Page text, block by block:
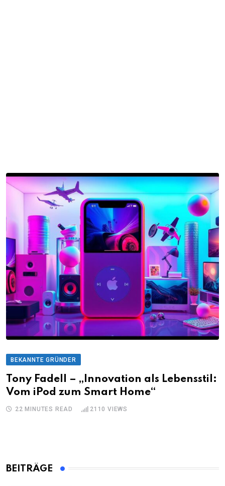
BEKANNTE GRÜNDER
Tony Fadell – „Innovation als Lebensstil:
Vom iPod zum Smart Home“
22 MINUTES READ 2110 VIEWS
BEITRÄGE